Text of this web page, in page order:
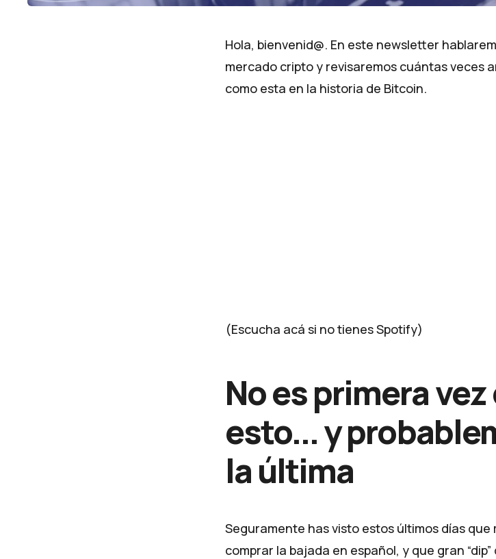
Hola, ​​bienvenid@. En este newsletter
mercado cripto y revisaremos cuántas veces
como esta en la historia de Bitcoin.
(Escucha acá si no tienes Spotify)
No es primera
esto... y
la última
Seguramente has visto estos últimos días que
comprar la bajada en español, y que gran